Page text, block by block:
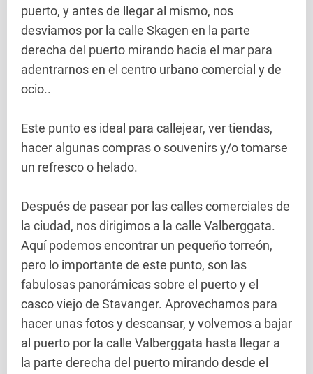
puerto, y antes de llegar al mismo, nos
desviamos por la calle Skagen en la parte
derecha del puerto mirando hacia el mar para
adentrarnos en el centro urbano comercial y de
ocio..
Este punto es ideal para callejear, ver tiendas,
hacer algunas compras o souvenirs y/o tomarse
un refresco o helado.
Después de pasear por las calles comerciales de
la ciudad, nos dirigimos a la calle Valberggata.
Aquí podemos encontrar un pequeño torreón,
pero lo importante de este punto, son las
fabulosas panorámicas sobre el puerto y el
casco viejo de Stavanger. Aprovechamos para
hacer unas fotos y descansar, y volvemos a bajar
al puerto por la calle Valberggata hasta llegar a
la parte derecha del puerto mirando desde el